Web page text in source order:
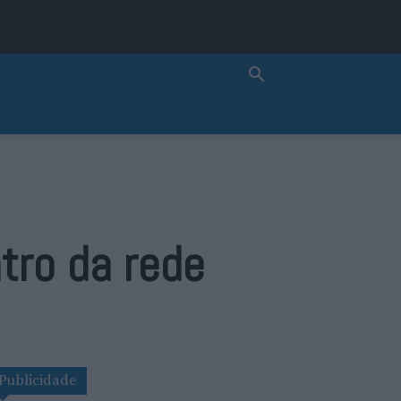
da rede
Publicidade